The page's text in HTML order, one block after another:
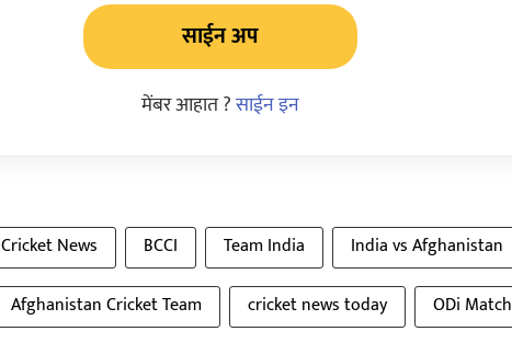
साईन अप
मेंबर आहात ?साईन इन
Cricket News BCCI Team India
India vs Afghanistan
Afghanistan Cricket Team cricket news today
ODi Match